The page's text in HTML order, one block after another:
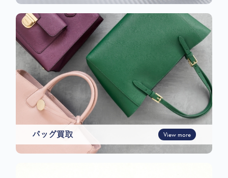
バッグ買取 View more